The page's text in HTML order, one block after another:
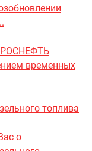
РОСНЕФТЬ
временных
топлива
о